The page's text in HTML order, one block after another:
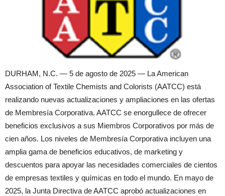
DURHAM, N.C. — 5 de agosto de 2025 — La American
Association of Textile Chemists and Colorists (AATCC) está
realizando nuevas actualizaciones y ampliaciones en las ofertas
de Membresía Corporativa. AATCC se enorgullece de ofrecer
beneficios exclusivos a sus Miembros Corporativos por más de
cien años. Los niveles de Membresía Corporativa incluyen una
amplia gama de beneficios educativos, de marketing y
descuentos para apoyar las necesidades comerciales de cientos
de empresas textiles y químicas en todo el mundo. En mayo de
2025, la Junta Directiva de AATCC aprobó actualizaciones en